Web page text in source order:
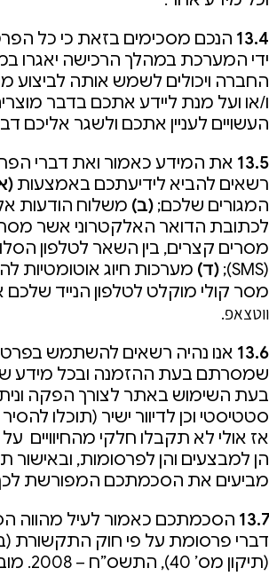
13.4 הנכם מסכימים בזאת כי כל
ידי המערכת במהלך הרכישה יאגרו
החברה ויכולים לשמש אותה לביצוע
ו/או ועל מנת ליידע אתכם בדבר
העשויים לעניין אתכם ולשגר אליכם
13.5 את המידע כאמור ואת דברי
רשאים להביא לידיעתכם באמצעות
המגורים שלכם; (ב) משלוח הודעות
לכתובת הדואר האלקטרוני אשר
מסרים קצרים, בין השאר לטלפון
(SMS);
(ד) מערכות חיוג אוטומטיות
מסר קולי מוקלט לטלפון הנייד שלכם
ווטצאפ.
13.6 אנו נהיה רשאים להשתמש
שמסרתם בעת ההזמנה ובכל מידע
בעת השימוש באתר לצורך הפקה
סטטיסטי וכן לדיוור ישיר (תוכלו
אז אולי לא תקבלו חלקי מהחיוויים
הן למבצעים והן לפרסומות, ובאישור
מביעים את הסכמתכם המפורשת
13.7 הסכמתכם כאמור לעיל מהווה
דברי פרסומת על פי חוק התקשורת
(תיקון